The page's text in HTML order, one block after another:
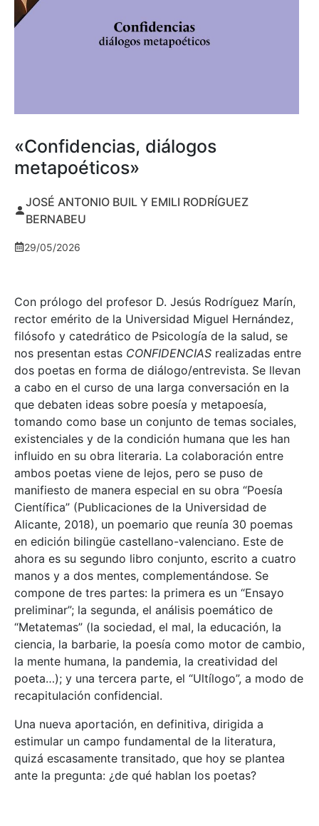
«Confidencias, diálogos
metapoéticos»
JOSÉ ANTONIO BUIL Y EMILI RODRÍGUEZ
BERNABEU
29/05/2026
Con prólogo del profesor D. Jesús Rodríguez Marín,
rector emérito de la Universidad Miguel Hernández,
filósofo y catedrático de Psicología de la salud, se
nos presentan estas CONFIDENCIAS realizadas entre
dos poetas en forma de diálogo/entrevista. Se llevan
a cabo en el curso de una larga conversación en la
que debaten ideas sobre poesía y metapoesía,
tomando como base un conjunto de temas sociales,
existenciales y de la condición humana que les han
influido en su obra literaria. La colaboración entre
ambos poetas viene de lejos, pero se puso de
manifiesto de manera especial en su obra “Poesía
Científica” (Publicaciones de la Universidad de
Alicante, 2018), un poemario que reunía 30 poemas
en edición bilingüe castellano-valenciano. Este de
ahora es su segundo libro conjunto, escrito a cuatro
manos y a dos mentes, complementándose. Se
compone de tres partes: la primera es un “Ensayo
preliminar”; la segunda, el análisis poemático de
“Metatemas” (la sociedad, el mal, la educación, la
ciencia, la barbarie, la poesía como motor de cambio,
la mente humana, la pandemia, la creatividad del
poeta…); y una tercera parte, el “Ultílogo”, a modo de
recapitulación confidencial.
Una nueva aportación, en definitiva, dirigida a
estimular un campo fundamental de la literatura,
quizá escasamente transitado, que hoy se plantea
ante la pregunta: ¿de qué hablan los poetas?